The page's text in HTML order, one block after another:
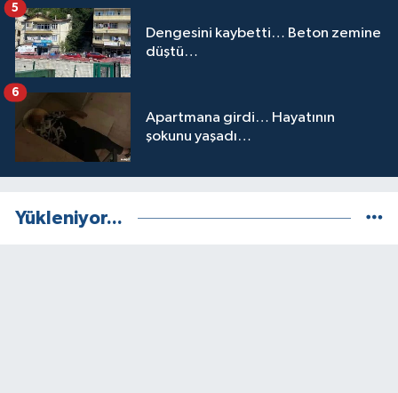
Dengesini kaybetti… Beton zemine
düştü…
5
Apartmana girdi… Hayatının
şokunu yaşadı…
6
Yükleniyor...